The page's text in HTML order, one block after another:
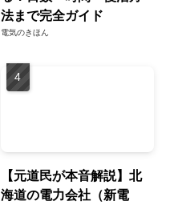
法まで完全ガイド
電気のきほん
【元道民が本音解説】北
海道の電力会社（新電